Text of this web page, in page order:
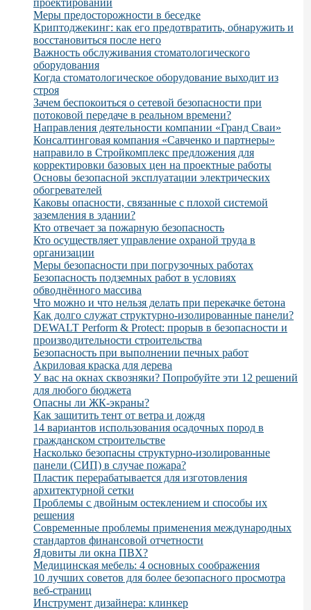
проектировании
Меры предосторожности в беседке
Криптоджекинг: как его предотвратить, обнаружить и
восстановиться после него
Важность обслуживания стоматологического
оборудования
Когда стоматологическое оборудование выходит из
строя
Зачем беспокоиться о сетевой безопасности при
потоковой передаче в реальном времени?
Направления деятельности компании «Гранд Сваи»
Консалтинговая компания «Савченко и партнеры»
направило в Стройкомплекс предложения для
корректировки базовых цен на проектные работы
Основы безопасной эксплуатации электрических
обогревателей
Каковы опасности, связанные с плохой системой
заземления в здании?
Кто отвечает за пожарную безопасность
Кто осуществляет управление охраной труда в
организации
Меры безопасности при погрузочных работах
Безопасность подземных работ в условиях
обводнённого массива
Что можно и что нельзя делать при перекачке бетона
Как долго служат структурно-изолированные панели?
DEWALT Perform & Protect: прорыв в безопасности и
производительности строительства
Безопасность при выполнении печных работ
Акриловая краска для дерева
У вас на окнах сквозняки? Попробуйте эти 12 решений
для любого бюджета
Опасны ли ЖК-экраны?
Как защитить тент от ветра и дождя
14 вариантов использования осадочных пород в
гражданском строительстве
Насколько безопасны структурно-изолированные
панели (СИП) в случае пожара?
Пластик перерабатывается для изготовления
архитектурной сетки
Проблемы с двойным остеклением и способы их
решения
Современные проблемы применения международных
стандартов финансовой отчетности
Ядовиты ли окна ПВХ?
Медицинская мебель: 4 основных соображения
10 лучших советов для более безопасного просмотра
веб-страниц
Инструмент дизайнера: клинкер